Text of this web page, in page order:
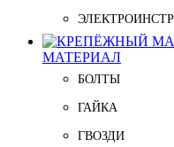
МАТЕРИАЛ
БОЛТЫ
ГАЙКА
ГВОЗДИ